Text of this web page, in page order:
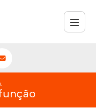
Multifunção